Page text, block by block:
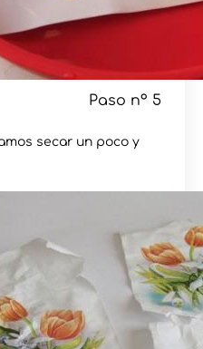
Paso nº 5
secar un poco y